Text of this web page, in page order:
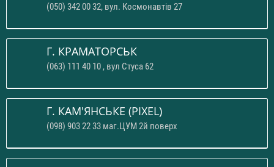
(050) 342 00 32, вул. Космонавтів 27
Г. КРАМАТОРСЬК
(063) 111 40 10 , вул Стуса 62
Г. КАМ'ЯНСЬКЕ (PIXEL)
(098) 903 22 33 маг.ЦУМ 2й поверх